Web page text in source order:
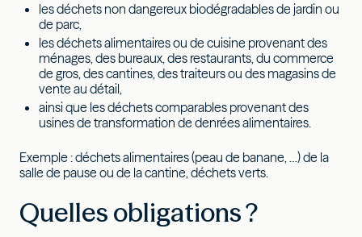
les déchets non dangereux biodégradables de jardin ou
de parc,
les déchets alimentaires ou de cuisine provenant des
ménages, des bureaux, des restaurants, du commerce
de gros, des cantines, des traiteurs ou des magasins de
vente au détail,
ainsi que les déchets comparables provenant des
usines de transformation de denrées alimentaires.
Exemple : déchets alimentaires (peau de banane, …) de la
salle de pause ou de la cantine, déchets verts.
Quelles obligations ?